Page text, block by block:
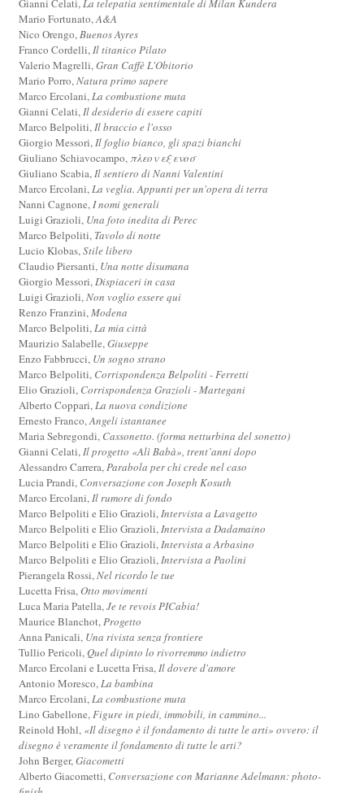
Gianni Celati,La telepatia sentimentale di Milan Kundera
Mario Fortunato,A&A
Nico Orengo,Buenos Ayres
Franco Cordelli,Il titanico Pilato
Valerio Magrelli,Gran Caffè L'Obitorio
Mario Porro,Natura primo sapere
Marco Ercolani,La combustione muta
Gianni Celati,Il desiderio di essere capiti
Marco Belpoliti,Il braccio e l'osso
Giorgio Messori,Il foglio bianco, gli spazi bianchi
Giuliano Schiavocampo,πλεον εξ ενοσ
Giuliano Scabia,Il sentiero di Nanni Valentini
Marco Ercolani,La veglia. Appunti per un'opera di terra
Nanni Cagnone,I nomi generali
Luigi Grazioli, Una foto inedita di Perec
Marco Belpoliti, Tavolo di notte
Lucio Klobas,Stile libero
Claudio Piersanti, Una notte disumana
Giorgio Messori,Dispiaceri in casa
Luigi Grazioli,Non voglio essere qui
Renzo Franzini,Modena
Marco Belpoliti,La mia città
Maurizio Salabelle,Giuseppe
Enzo Fabbrucci, Un sogno strano
Marco Belpoliti, Corrispondenza Belpoliti - Ferretti
Elio Grazioli, Corrispondenza Grazioli - Martegani
Alberto Coppari,La nuova condizione
Ernesto Franco,Angeli istantanee
Maria Sebregondi, Cassonetto. (forma netturbina del sonetto)
Gianni Celati,Il progetto «Alì Babà», trent’anni dopo
Alessandro Carrera,Parabola per chi crede nel caso
Lucia Prandi, Conversazione con Joseph Kosuth
Marco Ercolani,Il rumore di fondo
Marco Belpoliti e Elio Grazioli,Intervista a Lavagetto
Marco Belpoliti e Elio Grazioli,Intervista a Dadamaino
Marco Belpoliti e Elio Grazioli,Intervista a Arbasino
Marco Belpoliti e Elio Grazioli,Intervista a Paolini
Pierangela Rossi,Nel ricordo le tue
Lucetta Frisa,Otto movimenti
Luca Maria Patella,Je te revois PICabia!
Maurice Blanchot,Progetto
Anna Panicali, Una rivista senza frontiere
Tullio Pericoli,Quel dipinto lo rivorremmo indietro
Marco Ercolani e Lucetta Frisa,Il dovere d'amore
Antonio Moresco,La bambina
Marco Ercolani,La combustione muta
Lino Gabellone,Figure in piedi, immobili, in cammino...
Reinold Hohl, «Il disegno è il fondamento di tutte le arti» ovvero: il
disegno è veramente il fondamento di tutte le arti?
John Berger,Giacometti
Alberto Giacometti, Conversazione con Marianne Adelmann: photo-